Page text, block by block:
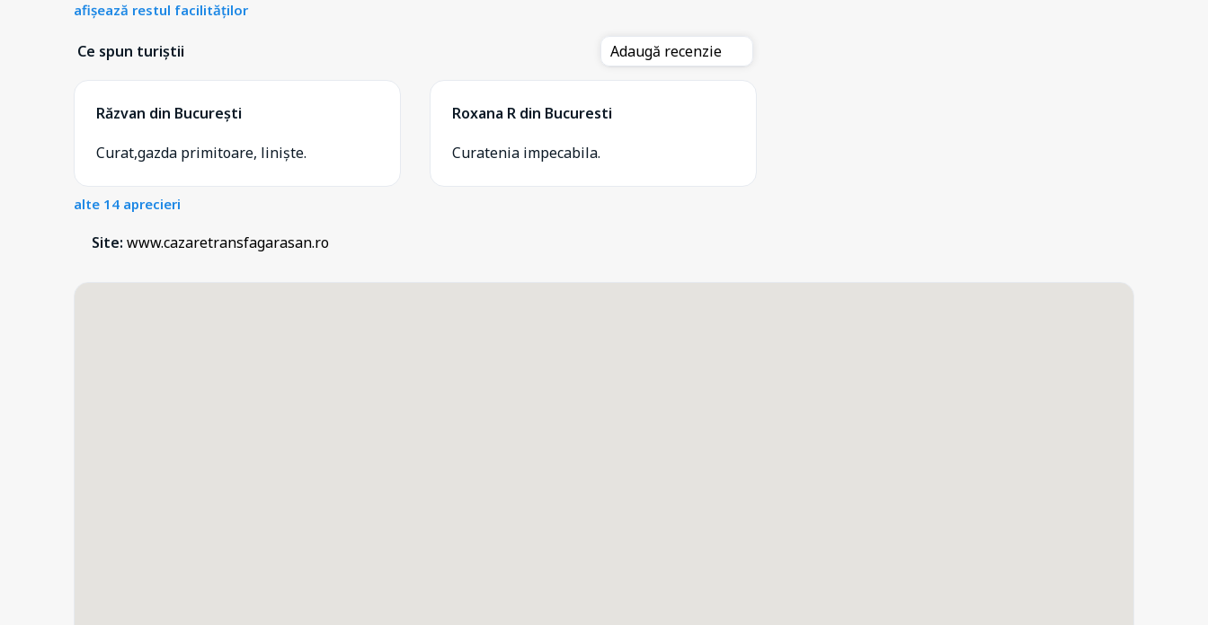
afișează restul facilităților
Ce spun turiștii Adaugă recenzie
Răzvan din București
Curat,gazda primitoare, liniște.
Roxana R din Bucuresti
Curatenia impecabila.
alte 14 aprecieri
Site: www.cazaretransfagarasan.ro